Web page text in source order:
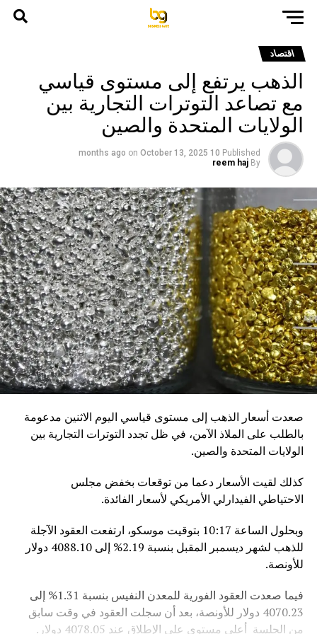
اقتصاد
الذهب يرتفع إلى مستوى قياسي
مع تصاعد التوترات التجارية بين
الولايات المتحدة والصين
Published
10 months ago
on October 13, 2025
By
reem haj
صعدت أسعار الذهب إلى مستوى قياسي اليوم الاثنين مدعومة
بالطلب على الملاذ الآمن، في ظل تجدد التوترات التجارية بين
الولايات المتحدة والصين.
كذلك لقيت الأسعار دعما من توقعات بخفض مجلس
الاحتياطي الفيدارلي الأمريكي لأسعار الفائدة.
وبحلول الساعة 10:17 بتوقيت موسكو، ارتفعت العقود الآجلة
للذهب لشهر ديسمبر المقبل بنسبة 2.19% إلى 4088.10 دولار
للأونصة.
فيما صعدت العقود الفورية للمعدن النفيس بنسبة 1.31% إلى
4070.23 دولار للأونصة، بعد أن سجلت العقود في وقت سابق
من الجلسة أعلى مستوى على الإطلاق عند 4078.05 دولار.